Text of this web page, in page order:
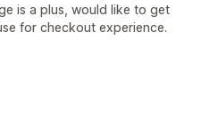
is a plus, would like to get
for checkout experience.